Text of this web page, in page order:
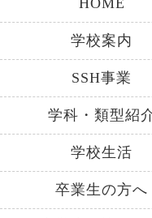
HOME
学校案内
SSH事業
学科・類型紹
学校生活
卒業生の方へ